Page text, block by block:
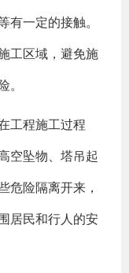
一定的接触。
工区域，避免施
工程施工过程
空坠物、塔吊起
危险隔离开来，
居民和行人的安